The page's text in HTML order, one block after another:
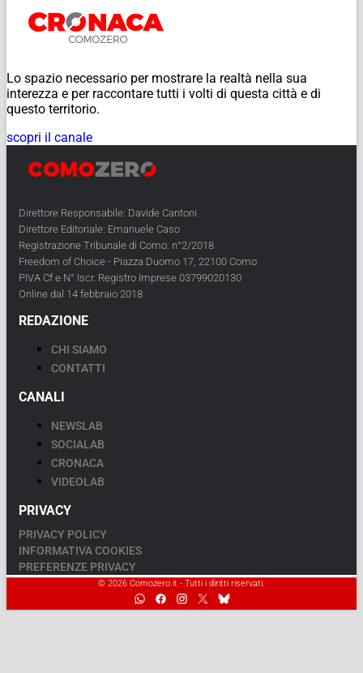
Lo spazio necessario per mostrare la realtà nella sua
interezza e per raccontare tutti i volti di questa città e di
questo territorio.
scopri il canale
Direttore Responsabile: Davide Cantoni
Direttore Editoriale: Emanuele Caso
Registrazione Tribunale di Como: n°2/2018
Freedom of Choice - Piazza Duomo 17, 22100 Como
PIVA Cf e N° Iscr. Registro Imprese 03799020130
Online dal 14 febbraio 2018
REDAZIONE
CHI SIAMO
CONTATTI
CANALI
NEWSLAB
SOCIALAB
CRONACA
VIDEOLAB
PRIVACY
PRIVACY POLICY
INFORMATIVA COOKIES
PREFERENZE PRIVACY
© 2026 Comozero.it - Tutti i diritti riservati.